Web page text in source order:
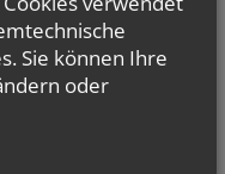
Presse
Shop
Sie können Ihre
oder